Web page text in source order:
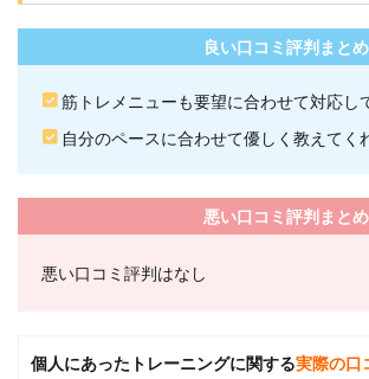
7.6
クア
ウト
はト
の交
ます
か？
ワー
良い口コミ評判まとめ
筋トレメニューも要望に合わせて対応し
自分のペースに合わせて優しく教えてく
悪い口コミ評判まとめ
悪い口コミ評判はなし
個人にあったトレーニングに関する実際の口